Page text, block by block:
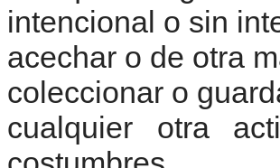
intencional o sin
acechar o de otra
coleccionar o
cualquier otra